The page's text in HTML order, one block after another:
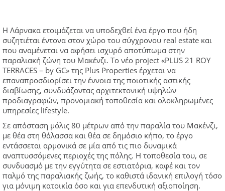
Η Λάρνακα ετοιμάζεται να υποδεχθεί ένα έργο που ήδη
συζητιέται έντονα στον χώρο του σύγχρονου real estate και
που αναμένεται να αφήσει ισχυρό αποτύπωμα στην
παραλιακή ζώνη του Μακένζι. Το νέο project «PLUS 21 ROY
TERRACES – by GC» της Plus Properties έρχεται να
επαναπροσδιορίσει την έννοια της ποιοτικής αστικής
διαβίωσης, συνδυάζοντας αρχιτεκτονική υψηλών
προδιαγραφών, προνομιακή τοποθεσία και ολοκληρωμένες
υπηρεσίες lifestyle.
Σε απόσταση μόλις 80 μέτρων από την παραλία του Μακένζι,
με θέα στη θάλασσα και θέα σε δημόσιο κήπο, το έργο
εντάσσεται αρμονικά σε μία από τις πιο δυναμικά
αναπτυσσόμενες περιοχές της πόλης. Η τοποθεσία του, σε
συνδυασμό με την εγγύτητα σε εστιατόρια, καφέ και τον
παλμό της παραλιακής ζωής, το καθιστά ιδανική επιλογή τόσο
για μόνιμη κατοικία όσο και για επενδυτική αξιοποίηση.